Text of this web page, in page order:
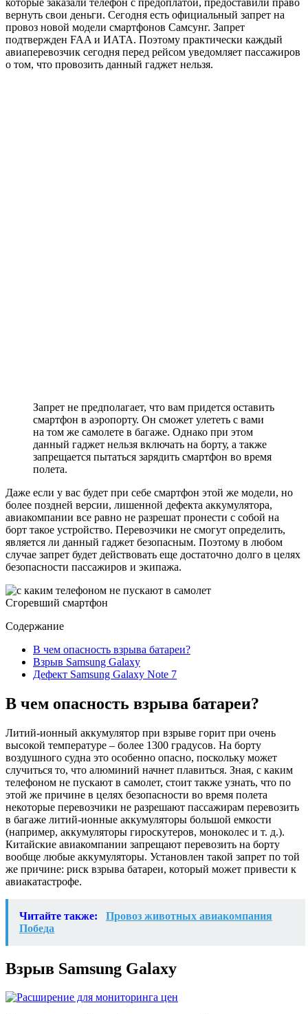
вернуть свои деньги. Сегодня есть официальный запрет на
провоз новой модели смартфонов Самсунг. Запрет
подтвержден FAA и ИАТА. Поэтому практически каждый
авиаперевозчик сегодня перед рейсом уведомляет пассажиров
о том, что провозить данный гаджет нельзя.
Запрет не предполагает, что вам придется оставить
смартфон в аэропорту. Он сможет улететь с вами
на том же самолете в багаже. Однако при этом
данный гаджет нельзя включать на борту, а также
запрещается пытаться зарядить смартфон во время
полета.
Даже если у вас будет при себе смартфон этой же модели, но
более поздней версии, лишенной дефекта аккумулятора,
авиакомпании все равно не разрешат пронести с собой на
борт такое устройство. Перевозчики не смогут определить,
является ли данный гаджет безопасным. Поэтому в любом
случае запрет будет действовать еще достаточно долго в целях
безопасности пассажиров и экипажа.
Сгоревший смартфон
Содержание
В чем опасность взрыва батареи?
Взрыв Samsung Galaxy
Дефект Samsung Galaxy Note 7
В чем опасность взрыва батареи?
Литий-ионный аккумулятор при взрыве горит при очень
высокой температуре – более 1300 градусов. На борту
воздушного судна это особенно опасно, поскольку может
случиться то, что алюминий начнет плавиться. Зная, с каким
телефоном не пускают в самолет, стоит также узнать, что по
этой же причине в целях безопасности во время полета
некоторые перевозчики не разрешают пассажирам перевозить
в багаже литий-ионные аккумуляторы большой емкости
(например, аккумуляторы гироскутеров, моноколес и т. д.).
Китайские авиакомпании запрещают перевозить на борту
вообще любые аккумуляторы. Установлен такой запрет по той
же причине: риск взрыва батареи, который может привести к
авиакатастрофе.
Читайте также:
Провоз животных авиакомпания
Победа
Взрыв Samsung Galaxy